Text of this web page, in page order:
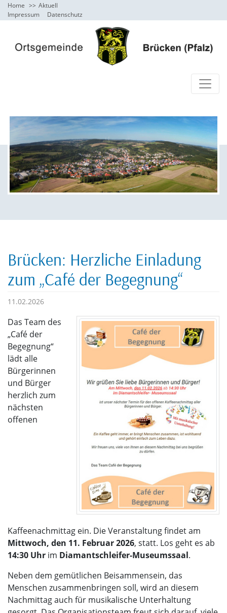
Home
Aktuell
Impressum
Datenschutz
Brücken: Herzliche Einladung
zum „Café der Begegnung“
11.02.2026
Das Team des
„Café der
Begegnung“
lädt alle
Bürgerinnen
und Bürger
herzlich zum
nächsten
offenen
Kaffeenachmittag ein. Die Veranstaltung findet am
Mittwoch, den 11. Februar 2026, statt. Los geht es ab
14:30 Uhr im Diamantschleifer-Museumssaal.
Neben dem gemütlichen Beisammensein, das
Menschen zusammenbringen soll, wird an diesem
Nachmittag auch für musikalische Unterhaltung